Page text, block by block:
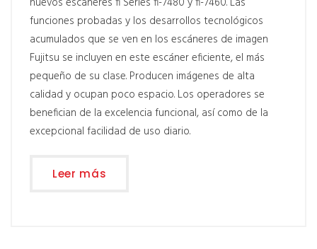
funciones probadas y los desarrollos tecnológicos
acumulados que se ven en los escáneres de imagen
Fujitsu se incluyen en este escáner eficiente, el más
pequeño de su clase. Producen imágenes de alta
calidad y ocupan poco espacio. Los operadores se
benefician de la excelencia funcional, así como de la
excepcional facilidad de uso diario.
Leer más